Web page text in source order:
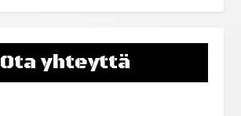
Ota yhteyttä